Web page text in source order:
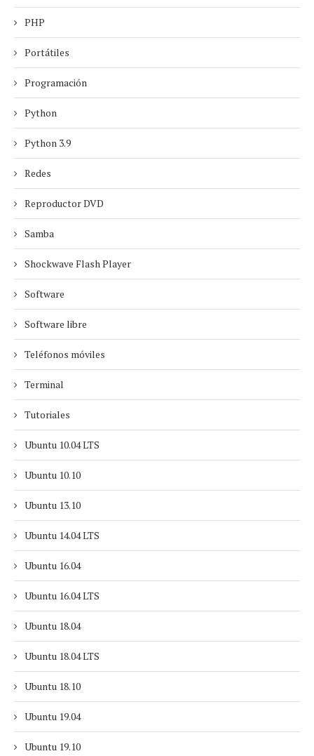
PHP
Portátiles
Programación
Python
Python 3.9
Redes
Reproductor DVD
Samba
Shockwave Flash Player
Software
Software libre
Teléfonos móviles
Terminal
Tutoriales
Ubuntu 10.04 LTS
Ubuntu 10.10
Ubuntu 13.10
Ubuntu 14.04 LTS
Ubuntu 16.04
Ubuntu 16.04 LTS
Ubuntu 18.04
Ubuntu 18.04 LTS
Ubuntu 18.10
Ubuntu 19.04
Ubuntu 19.10